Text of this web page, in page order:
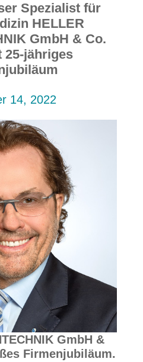
Spezialist für
HELLER
GmbH & Co.
25-jähriges
14, 2022
GmbH &
Firmenjubiläum.